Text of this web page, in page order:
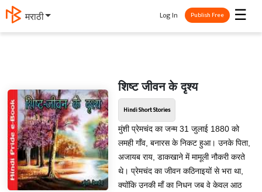
मराठी ☰
Log In Publish Free
शिष्ट जीवन के दृश्य
Hindi Short Stories
मुंशी प्रेमचंद का जन्म 31 जुलाई 1880 को
लमही गाँव, बनारस के निकट हुआ। उनके पिता,
अजायब राय, डाकखाने में मामूली नौकरी करते
थे। प्रेमचंद का जीवन कठिनाइयों से भरा था,
क्योंकि उनकी माँ का निधन जब वे केवल आठ